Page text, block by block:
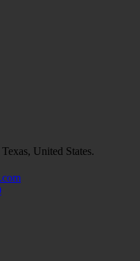
United States.